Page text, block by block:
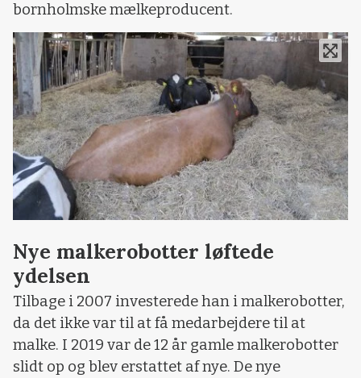
bornholmske mælkeproducent.
Nye malkerobotter løftede
ydelsen
Tilbage i 2007 investerede han i malkerobotter,
da det ikke var til at få medarbejdere til at
malke. I 2019 var de 12 år gamle malkerobotter
slidt op og blev erstattet af nye. De nye